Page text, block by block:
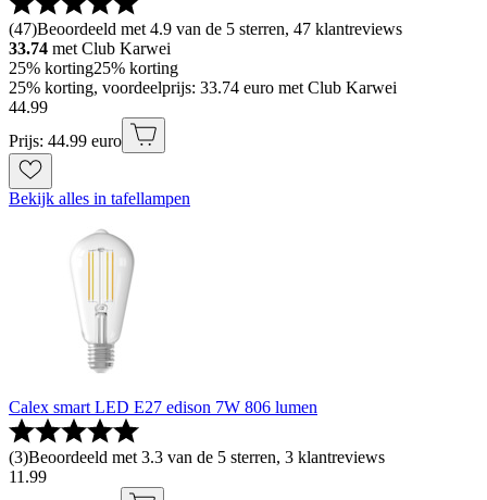
(47)Beoordeeld met 4.9 van de 5 sterren, 47 klantreviews
33.74 met Club Karwei
25% korting25% korting
25% korting, voordeelprijs: 33.74 euro met Club Karwei
44.99
Prijs: 44.99 euro
Bekijk alles in tafellampen
Calex smart LED E27 edison 7W 806 lumen
(3)Beoordeeld met 3.3 van de 5 sterren, 3 klantreviews
11 .99